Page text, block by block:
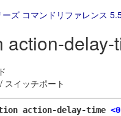
ズ コマンドリファレンス
action-delay-
スイッチポート
action-delay-time